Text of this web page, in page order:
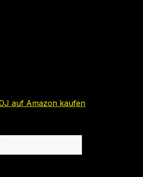
auf Amazon kaufen